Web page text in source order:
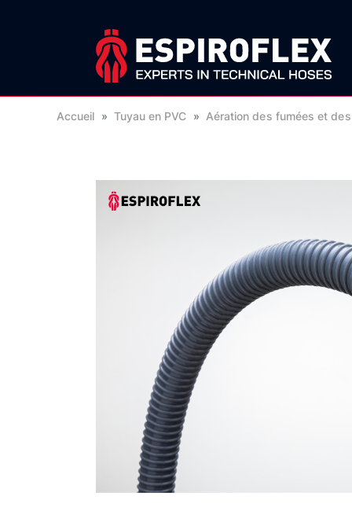
Accueil » Tuyau en PVC » Aération des fumées et